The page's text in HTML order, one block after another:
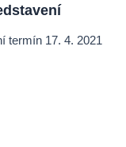
termín 17. 4. 2021